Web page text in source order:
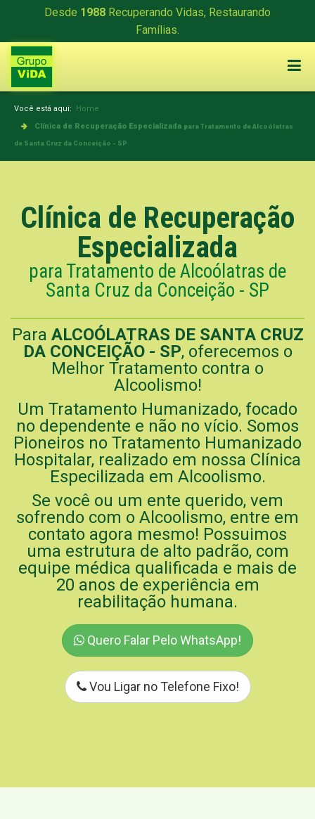
Desde 1988 Recuperando Vidas, Restaurando
Famílias.
Você está aqui: Home
Clínica de Recuperação Especializada para Tratamento de Alcoólatras
de Santa Cruz da Conceição - SP
Clínica de Recuperação
Especializada
para Tratamento de Alcoólatras de
Santa Cruz da Conceição - SP
Para ALCOÓLATRAS DE SANTA CRUZ
DA CONCEIÇÃO - SP, oferecemos o
Melhor Tratamento contra o
Alcoolismo!
Um Tratamento Humanizado, focado
no dependente e não no vício. Somos
Pioneiros no Tratamento Humanizado
Hospitalar, realizado em nossa Clínica
Especilizada em Alcoolismo.
Se você ou um ente querido, vem
sofrendo com o Alcoolismo, entre em
contato agora mesmo! Possuimos
uma estrutura de alto padrão, com
equipe médica qualificada e mais de
20 anos de experiência em
reabilitação humana.
Quero Falar Pelo WhatsApp!
Vou Ligar no Telefone Fixo!